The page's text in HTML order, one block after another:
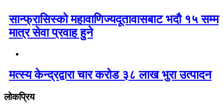
सान्फ्रासिस्को महावाणिज्यदूतावासबाट भदौ १५ सम्म
मात्र सेवा प्रवाह हुने
मत्स्य केन्द्रद्वारा चार करोड ३८ लाख भुरा उत्पादन
लोकप्रिय